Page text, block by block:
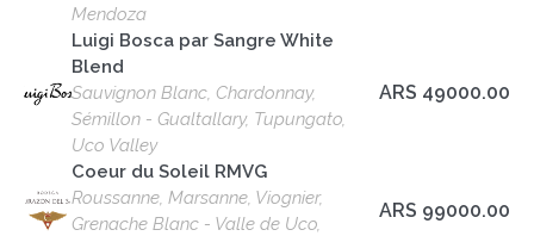
Mendoza
Luigi Bosca par Sangre White
Blend
Sauvignon Blanc, Chardonnay,
Sémillon - Gualtallary, Tupungato,
Uco Valley
ARS 49000.00
Coeur du Soleil RMVG
Roussanne, Marsanne, Viognier,
Grenache Blanc - Valle de Uco,
ARS 99000.00